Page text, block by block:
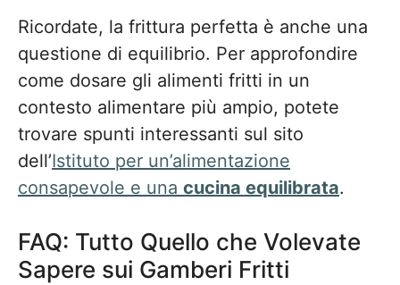
Ricordate, la frittura perfetta è anche una
questione di equilibrio. Per approfondire
come dosare gli alimenti fritti in un
contesto alimentare più ampio, potete
trovare spunti interessanti sul sito
dell’Istituto per un’alimentazione
consapevole e una cucina equilibrata.
FAQ: Tutto Quello che Volevate
Sapere sui Gamberi Fritti